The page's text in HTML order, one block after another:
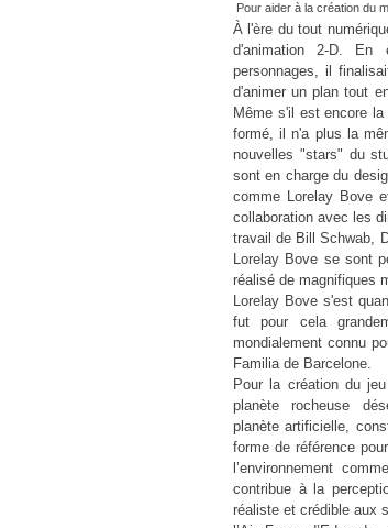
Pour aider à la création du
À l'ère du tout
d'animation 2-D. En
personnages, il
d'animer un plan tout
Même s'il est encore
formé, il n'a plus la
nouvelles "stars" du
sont en charge du
comme Lorelay Bove
collaboration avec les
travail de Bill Schwab,
Lorelay Bove se sont
réalisé de magnifiques
Lorelay Bove s'est
fut pour cela
mondialement connu
Familia de Barcelone.
Pour la création du
planète rocheuse
planète artificielle,
forme de référence
l’environnement
contribue à la
réaliste et crédible aux